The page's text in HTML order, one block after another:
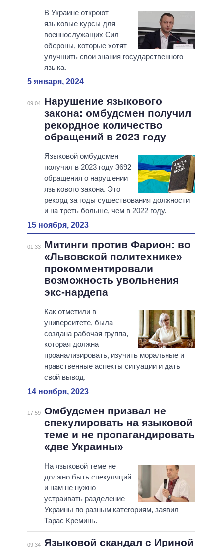
В Украине откроют
языковые курсы для
военнослужащих Сил
обороны, которые хотят
улучшить свои знания государственного
языка.
5 января, 2024
09:04
Нарушение языкового
закона: омбудсмен получил
рекордное количество
обращений в 2023 году
Языковой омбудсмен
получил в 2023 году 3692
обращения о нарушении
языкового закона. Это
рекорд за годы существования должности
и на треть больше, чем в 2022 году.
15 ноября, 2023
01:33
Митинги против Фарион: во
«Львовской политехнике»
прокомментировали
возможность увольнения
экс-нардепа
Как отметили в
университете, была
создана рабочая группа,
которая должна
проанализировать, изучить моральные и
нравственные аспекты ситуации и дать
свой вывод.
14 ноября, 2023
17:59 Омбудсмен призвал не
спекулировать на языковой
теме и не пропагандировать
«две Украины»
На языковой теме не
должно быть спекуляций
и нам не нужно
устраивать разделение
Украины по разным категориям, заявил
Тарас Креминь.
09:34
Языковой скандал с Ириной